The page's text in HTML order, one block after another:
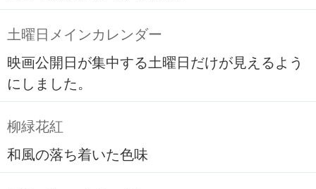
土曜日メインカレンダー
映画公開日が集中する土曜日だけが見えるよう
にしました。
柳緑花紅
和風の落ち着いた色味